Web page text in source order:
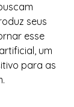
seus
esse
um
para as